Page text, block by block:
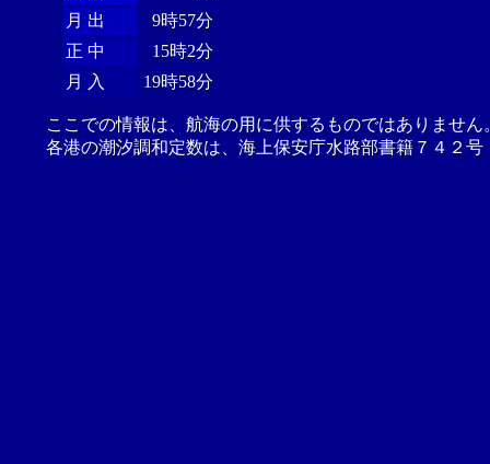
月 出
9時57分
正 中
15時2分
月 入
19時58分
ここでの情報は、航海の用に供するものではありませ
各港の潮汐調和定数は、海上保安庁水路部書籍７４２